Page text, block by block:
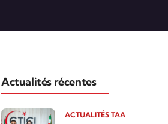
Actualités récentes
ACTUALITÉS TAA